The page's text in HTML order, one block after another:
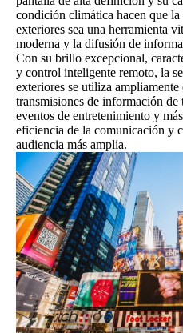
condición climática hacen que
exteriores sea una herramienta
moderna y la difusión de
Con su brillo excepcional,
y control inteligente remoto, la
exteriores se utiliza
transmisiones de información
eventos de entretenimiento y
eficiencia de la comunicación y
audiencia más amplia.